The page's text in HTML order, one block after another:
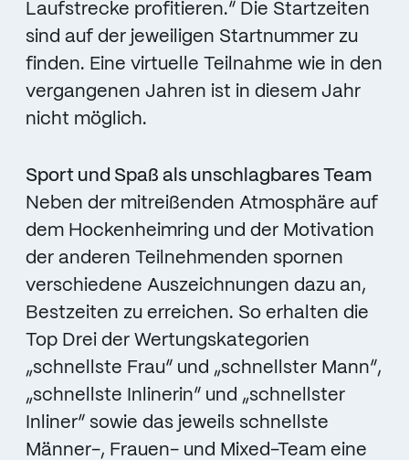
Laufstrecke profitieren.“ Die Startzeiten
sind auf der jeweiligen Startnummer zu
finden. Eine virtuelle Teilnahme wie in den
vergangenen Jahren ist in diesem Jahr
nicht möglich.
Sport und Spaß als unschlagbares Team
Neben der mitreißenden Atmosphäre auf
dem Hockenheimring und der Motivation
der anderen Teilnehmenden spornen
verschiedene Auszeichnungen dazu an,
Bestzeiten zu erreichen. So erhalten die
Top Drei der Wertungskategorien
„schnellste Frau“ und „schnellster Mann“,
„schnellste Inlinerin“ und „schnellster
Inliner“ sowie das jeweils schnellste
Männer-, Frauen- und Mixed-Team eine